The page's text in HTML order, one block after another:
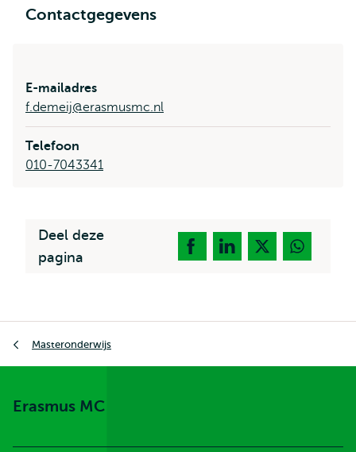
Contactgegevens
E-mailadres
f.demeij@erasmusmc.nl
Telefoon
010-7043341
Deel deze
pagina
Masteronderwijs
Erasmus MC